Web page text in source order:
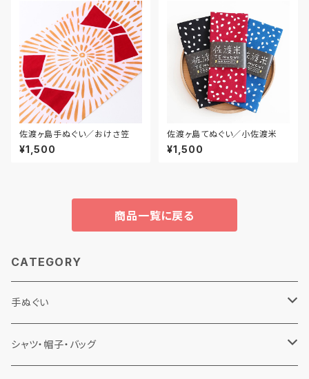
佐渡ヶ島手ぬぐい／おけさ笠
¥1,500
佐渡ヶ島てぬぐい／小佐渡米
¥1,500
商品一覧に戻る
CATEGORY
手ぬぐい
佐渡手ぬぐい
シャツ・帽子・バッグ